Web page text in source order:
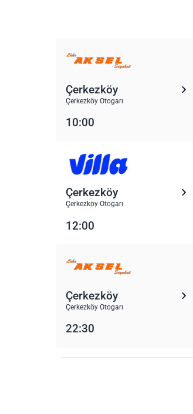
Çerkezköy
Çerkezköy Otogarı
10:00
Çerkezköy
Çerkezköy Otogarı
12:00
Çerkezköy
Çerkezköy Otogarı
22:30